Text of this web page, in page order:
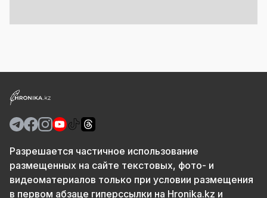
Разрешается частичное использование
размещенных на сайте текстовых, фото- и
видеоматериалов только при условии размещения
в первом абзаце гиперссылки на Hronika.kz и